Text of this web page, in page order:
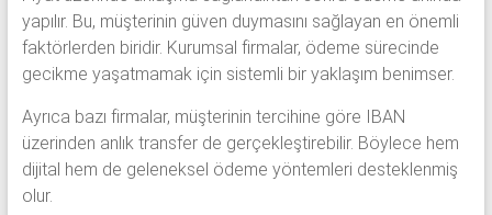
yapılır. Bu, müşterinin güven duymasını sağlayan en önemli
faktörlerden biridir. Kurumsal firmalar, ödeme sürecinde
gecikme yaşatmamak için sistemli bir yaklaşım benimser.
Ayrıca bazı firmalar, müşterinin tercihine göre IBAN
üzerinden anlık transfer de gerçekleştirebilir. Böylece hem
dijital hem de geleneksel ödeme yöntemleri desteklenmiş
olur.